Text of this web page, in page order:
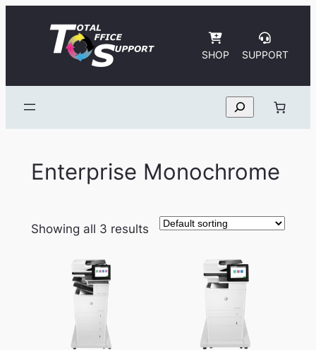
SHOP SUPPORT
Search
Enterprise Monochrome
Showing all 3 results